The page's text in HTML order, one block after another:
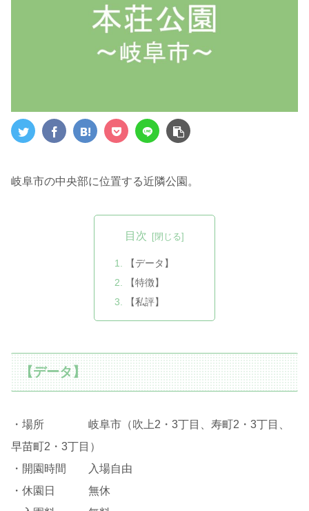
岐阜市の中央部に位置する近隣公園。
目次
【データ】
【特徴】
【私評】
【データ】
・場所 岐阜市（吹上2・3丁目、寿町2・3丁目、
早苗町2・3丁目）
・開園時間 入場自由
・休園日 無休